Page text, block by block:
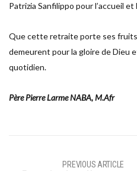
Patrizia Sanfilippo pour l’accueil
Que cette retraite porte ses
demeurent pour la gloire de Dieu
quotidien.
Père Pierre Larme NABA, M.Afr
PREVIOUS ARTICLE